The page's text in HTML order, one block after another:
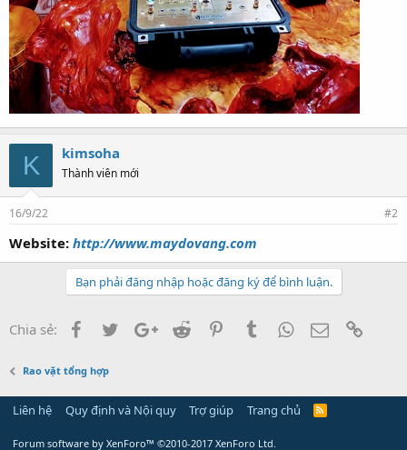
K kimsoha
Thành viên mới
16/9/22 #2
Website: http://www.maydovang.com
Bạn phải đăng nhập hoặc đăng ký để bình luận.
Chia sẻ: FacebookTwitterGoogle+
Reddit PinterestTumblrWhatsApp
Email
Rao vặt tổng hợp
Liên hệ Quy định và Nội quy Trợ giúp Trang chủ
Forum software by XenForo™ ©2010-2017 XenForo Ltd.